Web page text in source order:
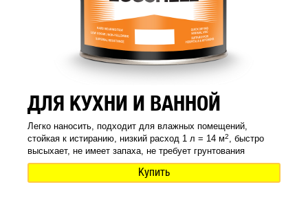
ДЛЯ КУХНИ И ВАННОЙ
Легко наносить, подходит для влажных помещений,
стойкая к истиранию, низкий расход 1 л = 14 м2, быстро
высыхает, не имеет запаха, не требует грунтования
Купить